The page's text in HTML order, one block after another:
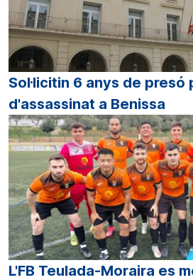
Sol·licitin 6 anys de presó
d'assassinat a Benissa
L'FB Teulada-Moraira es